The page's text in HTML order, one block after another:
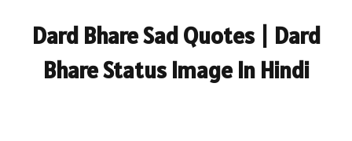
Dard Bhare Sad Quotes | Dard
Bhare Status Image In Hindi